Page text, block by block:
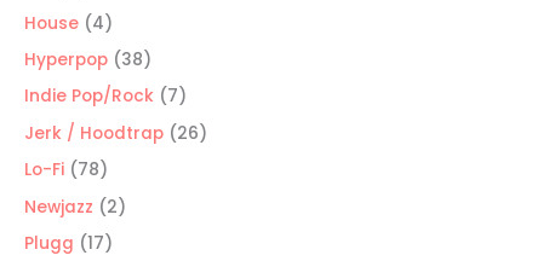
productos
House 44
productos
Hyperpop 3838
productos
Indie Pop/Rock 77
productos
Jerk / Hoodtrap 2626
Lo-Fi 7878
productos
Newjazz 22
Plugg 1717